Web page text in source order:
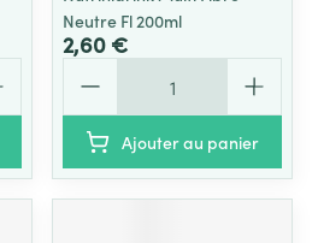
Neutre Fl 200ml
2,60 €
Ajouter au panier